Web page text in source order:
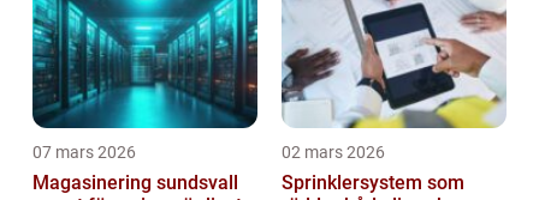
07 mars 2026
Magasinering sundsvall
02 mars 2026
Sprinklersystem som